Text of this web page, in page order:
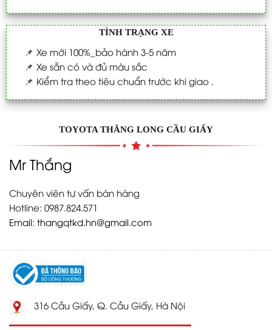
TÌNH TRẠNG XE
📌 Xe mới 100%_bảo hành 3-5 năm
📌 Xe sẵn có và đủ màu sắc
📌 Kiểm tra theo tiêu chuẩn trước khi giao .
TOYOTA THĂNG LONG CẦU GIẤY
Mr Thắng
Chuyên viên tư vấn bán hàng
Hotline: 0987.824.571
Email: thangqtkd.hn@gmail.com
316 Cầu Giấy, Q. Cầu Giấy, Hà Nội